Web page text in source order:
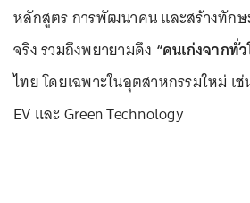
หลักสูตร การพัฒนาคน และสร้างทัก
จริง รวมถึงพยายามดึง “คนเก่งจากทั่
ไทย โดยเฉพาะในอุตสาหกรรมใหม่ เ
EV และ Green Technology